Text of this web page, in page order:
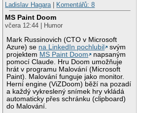
Ladislav Hagara
Komentářů: 8
MS Paint Doom
včera 12:44 | Humor
Mark Russinovich (CTO v Microsoft
Azure) se na LinkedIn pochlubil
svým
projektem MS Paint Doom
napsaným
pomocí Claude. Hru Doom umožňuje
hrát v programu Malování (Microsoft
Paint). Malování funguje jako monitor.
Herní engine (ViZDoom) běží na pozadí
a každý vykreslený snímek hry vkládá
automaticky přes schránku (clipboard)
do Malování.